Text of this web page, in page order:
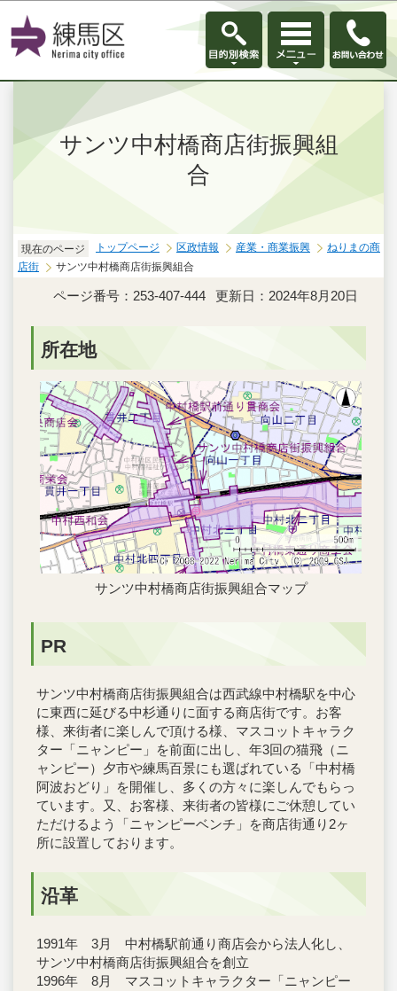
このページの本文へ移動
サンツ中村橋商店街振興組
合
現在のページ トップページ 区政情報 産業・商業振興
ねりまの商
店街
サンツ中村橋商店街振興組合
ページ番号：253-407-444 更新日：2024年8月20日
所在地
サンツ中村橋商店街振興組合マップ
PR
サンツ中村橋商店街振興組合は西武線中村橋駅を中心
に東西に延びる中杉通りに面する商店街です。お客
様、来街者に楽しんで頂ける様、マスコットキャラク
ター「ニャンピー」を前面に出し、年3回の猫飛（ニ
ャンピー）夕市や練馬百景にも選ばれている「中村橋
阿波おどり」を開催し、多くの方々に楽しんでもらっ
ています。又、お客様、来街者の皆様にご休憩してい
ただけるよう「ニャンピーベンチ」を商店街通り2ヶ
所に設置しております。
沿革
1991年 3月 中村橋駅前通り商店会から法人化し、
サンツ中村橋商店街振興組合を創立
1996年 8月 マスコットキャラクター「ニャンピー